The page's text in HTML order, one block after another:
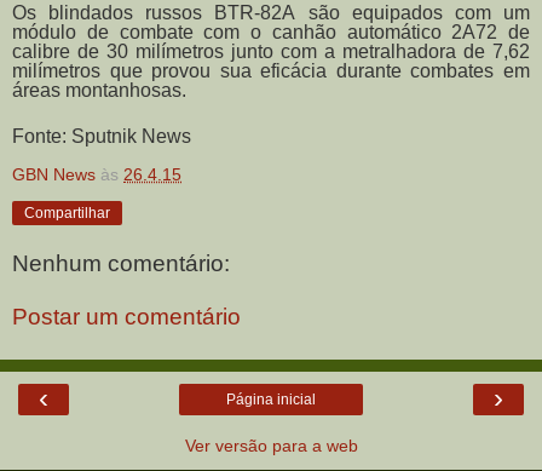
Os blindados russos BTR-82А são equipados com um
módulo de combate com o canhão automático 2А72 de
calibre de 30 milímetros junto com a metralhadora de 7,62
milímetros que provou sua eficácia durante combates em
áreas montanhosas.
Fonte: Sputnik News
GBN News às 26.4.15
Compartilhar
Nenhum comentário:
Postar um comentário
‹ ›
Página inicial
Ver versão para a web